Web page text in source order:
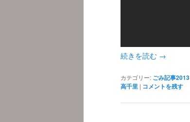
続きを読む →
カテゴリー: ごみ記事2013
高千里 | コメントを残す